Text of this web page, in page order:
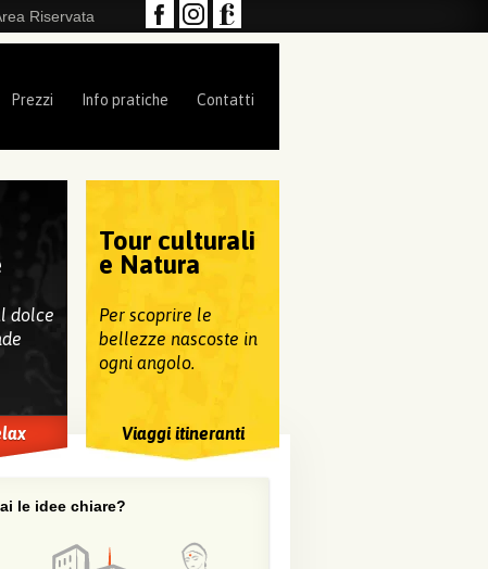
Riservata
Prezzi Info pratiche Contatti
dolce
Tour culturali
e Natura
Per scoprire le
bellezze nascoste in
ogni angolo.
Viaggi itineranti
le idee chiare?